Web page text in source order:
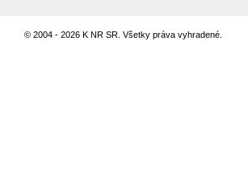
© 2004 - 2026 K NR SR. Všetky práva vyhradené.